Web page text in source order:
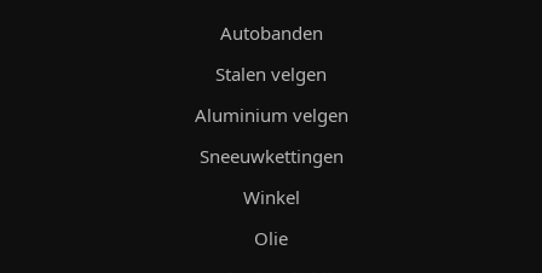
Autobanden
Stalen velgen
Aluminium velgen
Sneeuwkettingen
Winkel
Olie